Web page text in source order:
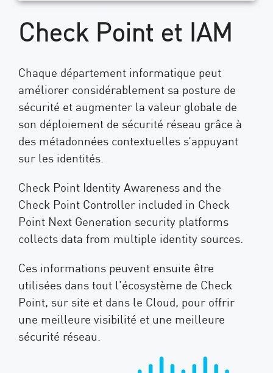
Check Point et IAM
Chaque département informatique peut
améliorer considérablement sa posture de
sécurité et augmenter la valeur globale de
son déploiement de sécurité réseau grâce à
des métadonnées contextuelles s’appuyant
sur les identités.
Check Point Identity Awareness and the
Check Point Controller included in Check
Point Next Generation security platforms
collects data from multiple identity sources.
Ces informations peuvent ensuite être
utilisées dans tout l'écosystème de Check
Point, sur site et dans le Cloud, pour offrir
une meilleure visibilité et une meilleure
sécurité réseau.